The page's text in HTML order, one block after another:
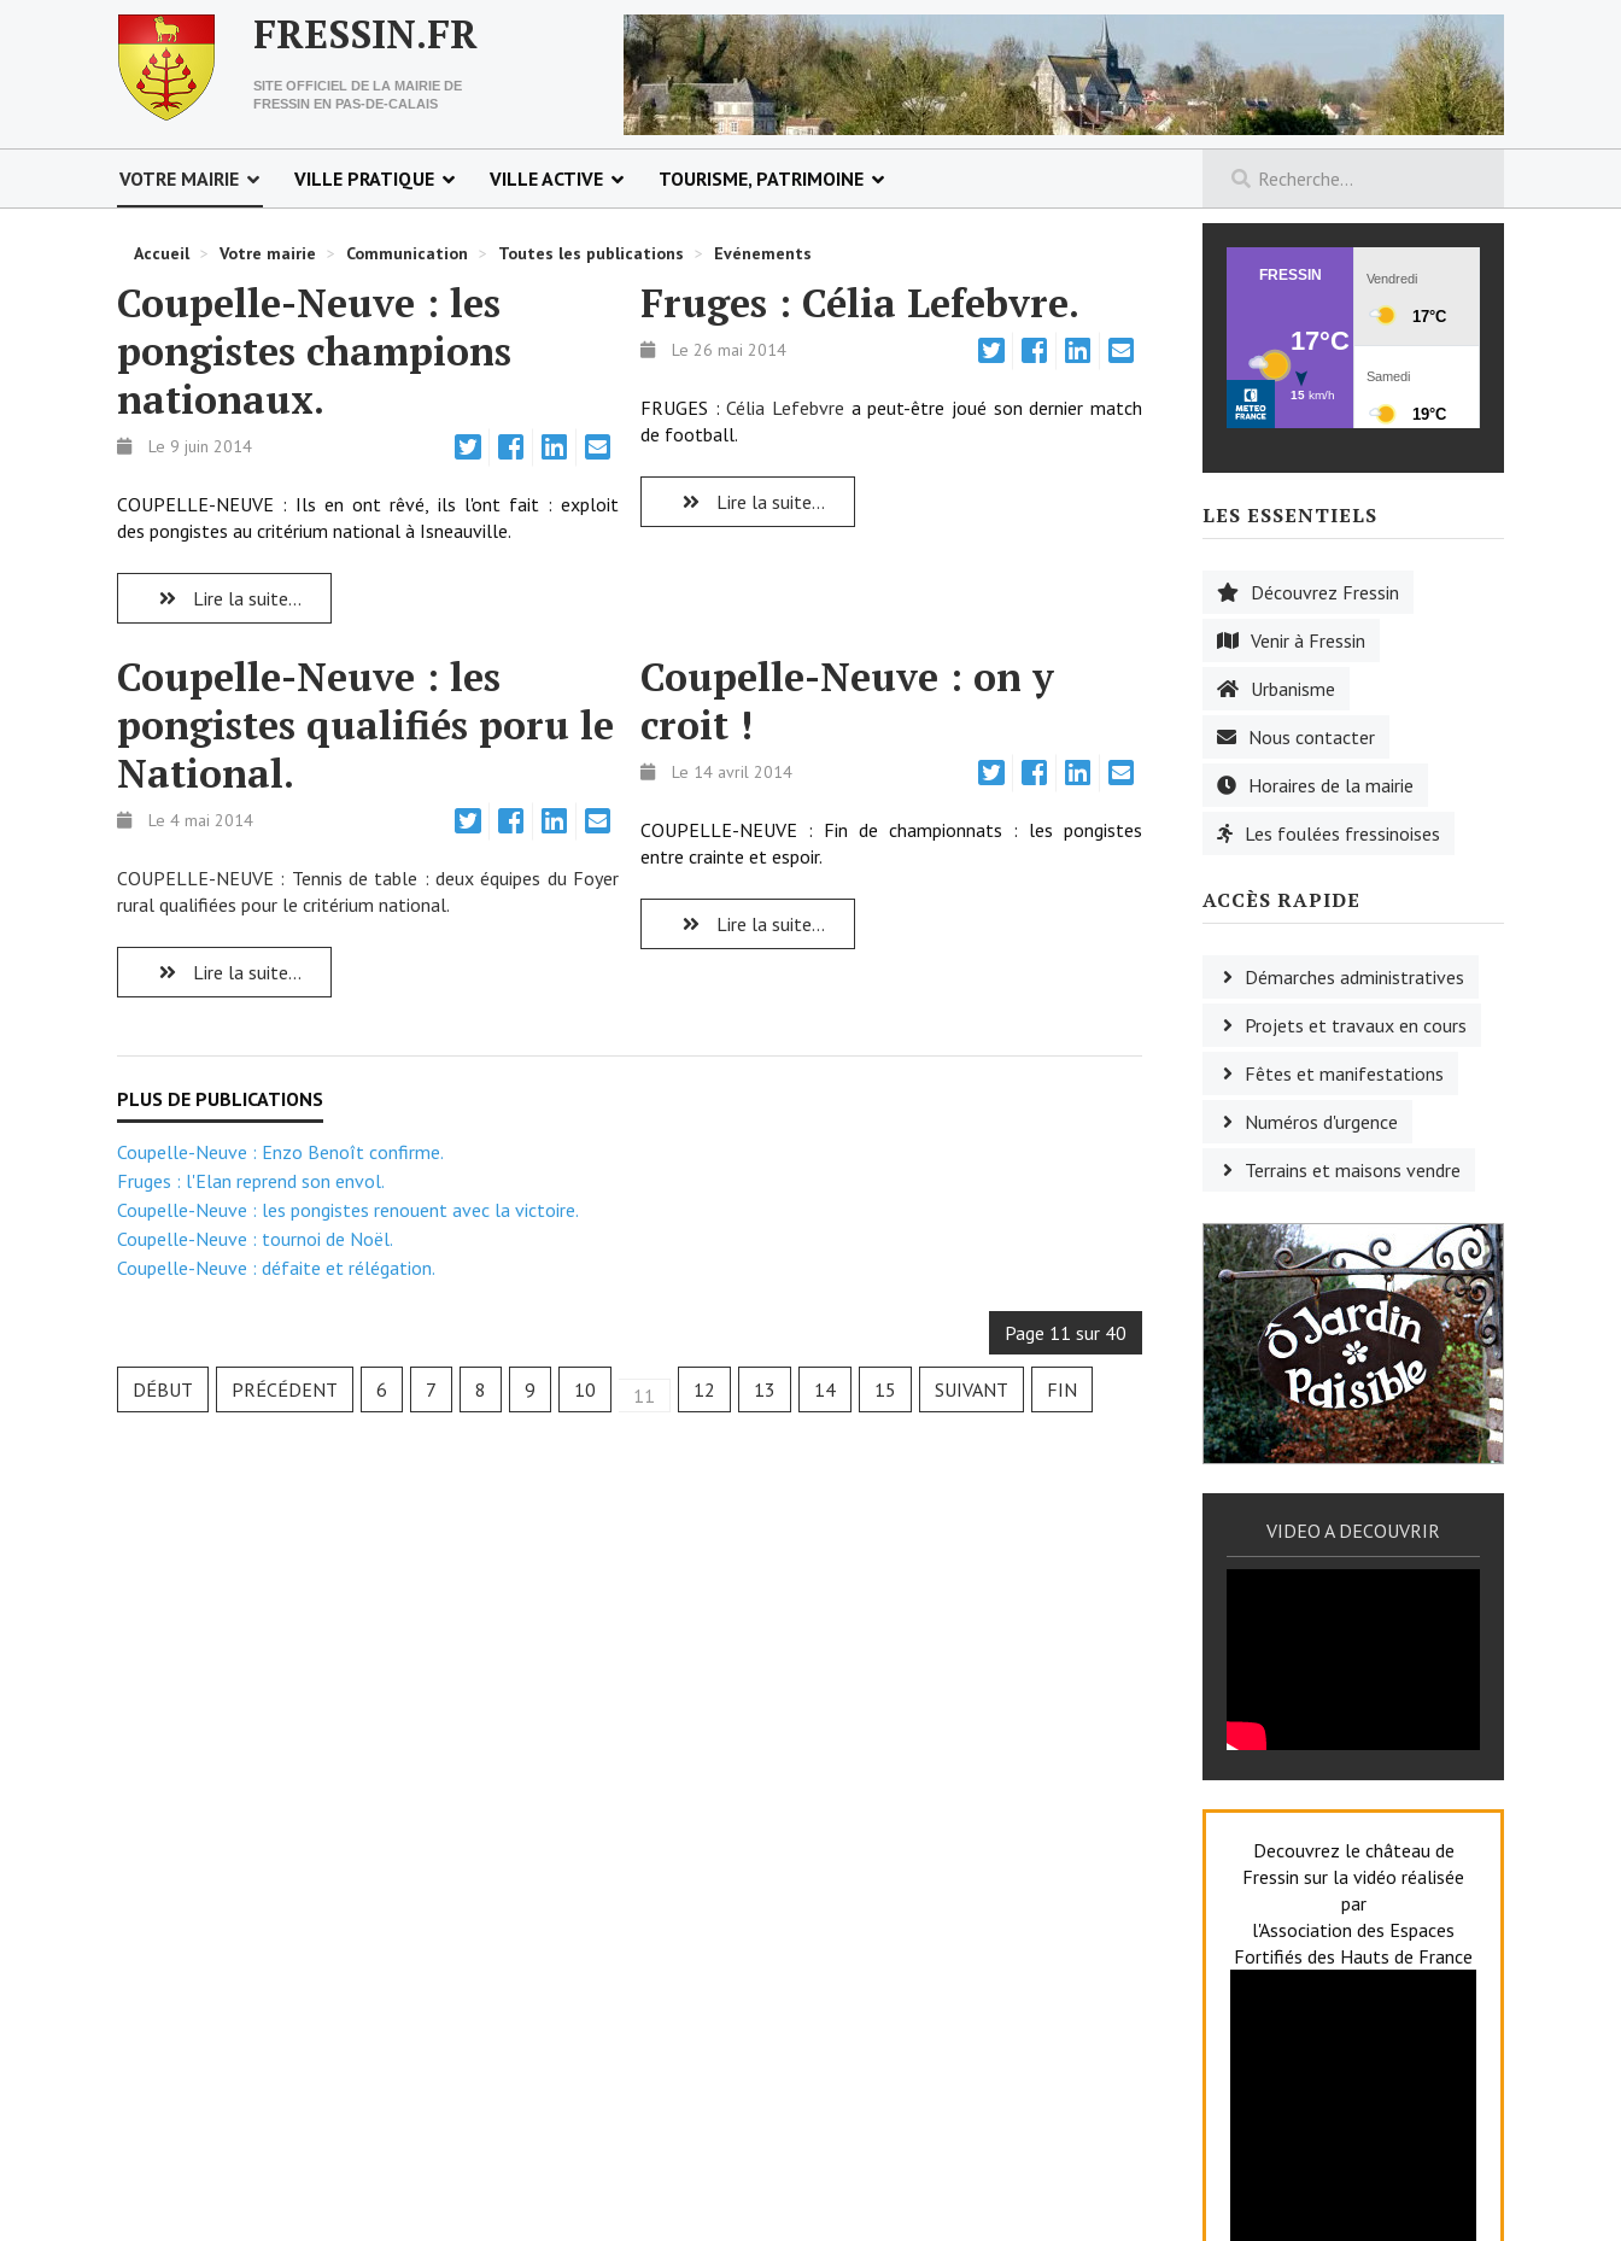
FRESSIN.FR
SITE OFFICIEL DE LA MAIRIE DE
FRESSIN EN PAS-DE-CALAIS
VOTRE MAIRIE VILLE PRATIQUE VILLE ACTIVE TOURISME, PATRIMOINE
Accueil > Votre mairie > Communication > Toutes les publications > Evénements
Coupelle-Neuve : les
pongistes champions
nationaux.
Le 9 juin 2014
COUPELLE-NEUVE : Ils en ont rêvé, ils l'ont fait : exploit
des pongistes au critérium national à Isneauville.
Lire la suite...
Fruges : Célia Lefebvre.
Le 26 mai 2014
FRUGES :Célia Lefebvre a peut-être joué son dernier match
de football.
Lire la suite...
Coupelle-Neuve : les
pongistes qualifiés poru le
National.
Le 4 mai 2014
COUPELLE-NEUVE : Tennis de table : deux équipes du Foyer
rural qualifiées pour le critérium national.
Lire la suite...
Coupelle-Neuve : on y
croit !
Le 14 avril 2014
COUPELLE-NEUVE : Fin de championnats : les pongistes
entre crainte et espoir.
Lire la suite...
Coupelle-Neuve : Enzo Benoît confirme.
Fruges : l'Elan reprend son envol.
Coupelle-Neuve : les pongistes renouent avec la victoire.
Coupelle-Neuve : tournoi de Noël.
Coupelle-Neuve : défaite et rélégation.
Page 11 sur 40
DÉBUT PRÉCÉDENT 6 7 8 9 10 11 12 13 14 15 SUIVANT FIN
LES ESSENTIELS
Découvrez Fressin
Venir à Fressin
Urbanisme
Nous contacter
Horaires de la mairie
Les foulées fressinoises
ACCÈS RAPIDE
Démarches administratives
Projets et travaux en cours
Fêtes et manifestations
Numéros d'urgence
Terrains et maisons vendre
VIDEO A DECOUVRIR
Decouvrez le château de
Fressin sur la vidéo réalisée
par
l'Association des Espaces
Fortifiés des Hauts de France